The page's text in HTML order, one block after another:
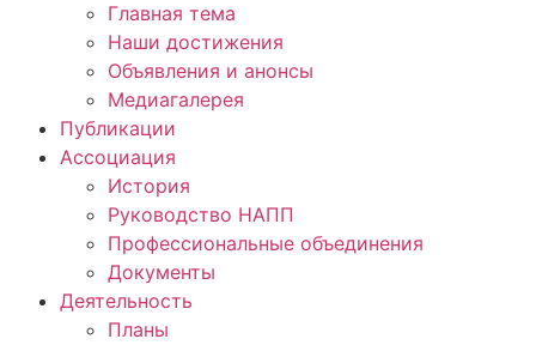
Главная тема
Наши достижения
Объявления и анонсы
Медиагалерея
Публикации
Ассоциация
История
Руководство НАПП
Профессиональные объединения
Документы
Деятельность
Планы